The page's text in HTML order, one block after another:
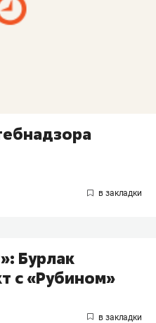
Бурлак
с «Рубином»